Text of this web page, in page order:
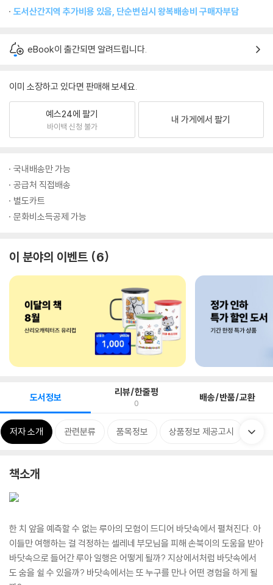
도서산간지역 추가비용 있음, 단순변심시 왕복배송비 구매자부담
eBook이 출간되면 알려드립니다.
이미 소장하고 있다면 판매해 보세요.
예스24에 팔기
바이백 신청 불가
내 가게에서 팔기
국내배송만 가능
공급처 직접배송
별도카트
문화비소득공제 가능
이 분야의 이벤트 6
도서정보 리뷰/한줄평
0 배송/반품/교환
저자 소개 관련분류 품목정보 상품정보 제공고시
책소개
한 치 앞을 예측할 수 없는 루아의 모험이 드디어 바닷속에서 펼쳐진다. 아
이들만 여행하는 걸 걱정하는 셀레네 부모님을 피해 손북이의 도움을 받아
바닷속으로 들어간 루아 일행은 어떻게 될까? 지상에서처럼 바닷속에서
도 숨을 쉴 수 있을까? 바닷속에서는 또 누구를 만나 어떤 경험을 하게 될